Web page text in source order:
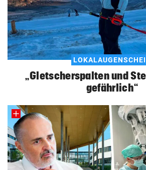
„Gletscherspalten und
gefährlich“